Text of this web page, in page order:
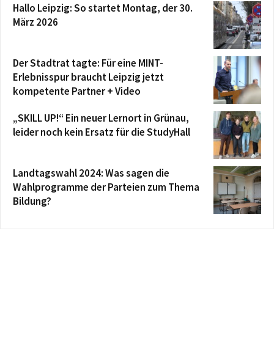
Hallo Leipzig: So startet Montag, der 30.
März 2026
Der Stadtrat tagte: Für eine MINT-
Erlebnisspur braucht Leipzig jetzt
kompetente Partner + Video
„SKILL UP!“ Ein neuer Lernort in Grünau,
leider noch kein Ersatz für die StudyHall
Landtagswahl 2024: Was sagen die
Wahlprogramme der Parteien zum Thema
Bildung?